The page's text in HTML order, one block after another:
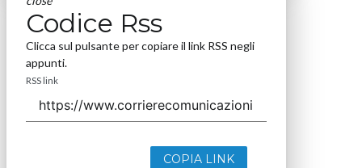
Codice Rss
Clicca sul pulsante per copiare il link RSS negli
appunti.
RSS link
COPIA LINK